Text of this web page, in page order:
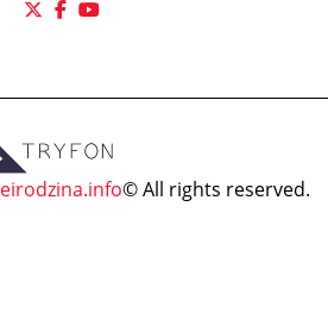
© All rights reserved.